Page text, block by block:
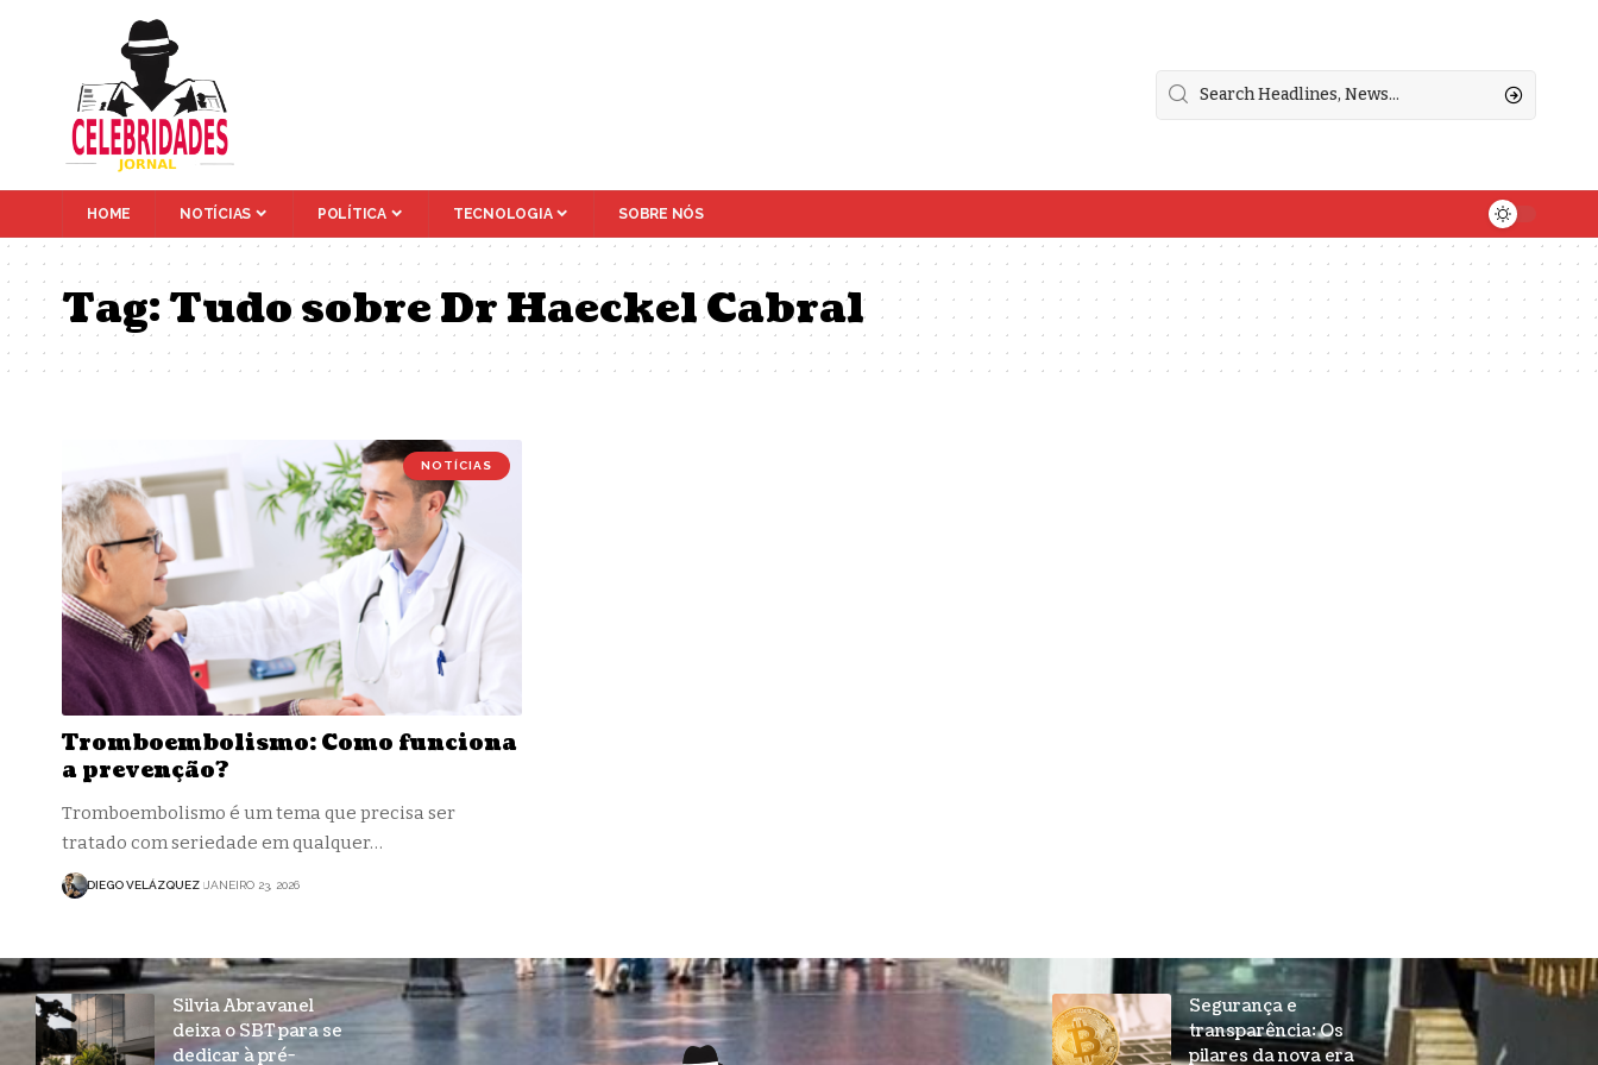
HOME NOTÍCIAS POLÍTICA TECNOLOGIA SOBRE NÓS
Tag:Tudo sobre Dr Haeckel Cabral
NOTÍCIAS
Tromboembolismo: Como funciona
a prevenção?
Tromboembolismo é um tema que precisa ser
tratado com seriedade em qualquer…
DIEGO VELÁZQUEZ JANEIRO 23, 2026
Silvia Abravanel
deixa o SBT para se
dedicar à pré-
Segurança e
transparência: Os
pilares da nova era